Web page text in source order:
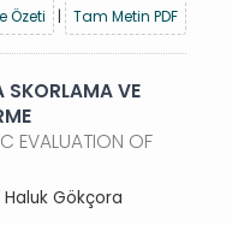
Özeti
| Tam Metin PDF
SKORLAMA VE
EVALUATION OF
Haluk Gökçora